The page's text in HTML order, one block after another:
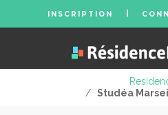
INSCRIPTION
/ Studéa